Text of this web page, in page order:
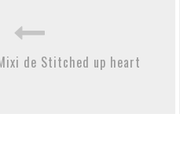
de Stitched up heart